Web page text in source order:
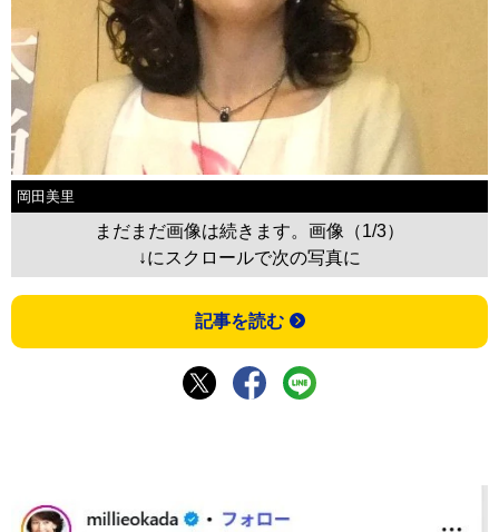
岡田美里
まだまだ画像は続きます。画像（1/3）
↓にスクロールで次の写真に
記事を読む